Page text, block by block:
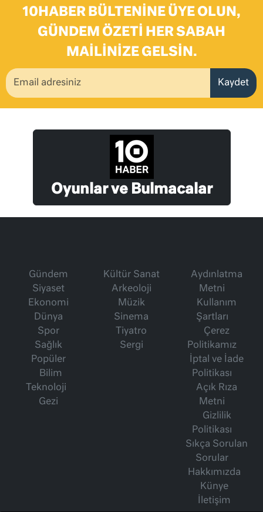
10HABER BÜLTENINE ÜYE OLUN,
GÜNDEM ÖZETI HER SABAH
MAILINIZE GELSIN.
Kaydet
Oyunlar ve Bulmacalar
Gündem
Siyaset
Ekonomi
Dünya
Spor
Sağlık
Popüler
Bilim
Teknoloji
Gezi
Kültür Sanat
Arkeoloji
Müzik
Sinema
Tiyatro
Sergi
Aydınlatma
Metni
Kullanım
Şartları
Çerez
Politikamız
İptal ve İade
Politikası
Açık Rıza
Metni
Gizlilik
Politikası
Sıkça Sorulan
Sorular
Hakkımızda
Künye
İletişim